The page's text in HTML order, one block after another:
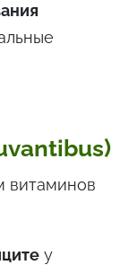
витаминов
у